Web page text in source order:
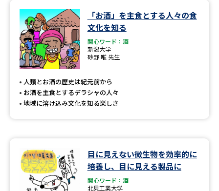
「お酒」を主食とする人々の食
文化を知る
関心ワード：酒
新潟大学
砂野 唯 先生
人類とお酒の歴史は紀元前から
お酒を主食とするデラシャの人々
地域に溶け込み文化を知る楽しさ
目に見えない微生物を効率的に
培養し、目に見える製品に
関心ワード：酒
北見工業大学